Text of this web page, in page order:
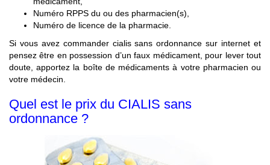
Numéro RPPS du ou des pharmacien(s),
Numéro de licence de la pharmacie.
Si vous avez commander cialis sans ordonnance sur internet et
pensez être en possession d’un faux médicament, pour lever tout
doute, apportez la boîte de médicaments à votre pharmacien ou
votre médecin.
Quel est le prix du CIALIS sans
ordonnance ?